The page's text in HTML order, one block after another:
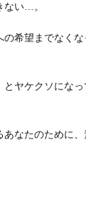
ない…。
希望までなく
とヤケクソにな
なたのために